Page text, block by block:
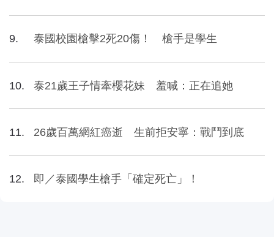
泰國校園槍擊2死20傷！ 槍手是學生
泰21歲王子情牽櫻花妹 羞喊：正在追她
26歲百萬網紅癌逝 生前拒安寧：戰鬥到底
即／泰國學生槍手「確定死亡」！